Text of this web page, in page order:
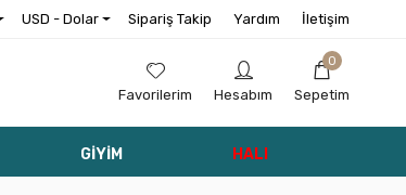
USD - Dolar Sipariş Takip Yardım İletişim
Favorilerim Hesabım
0
Sepetim
GİYİM HALI